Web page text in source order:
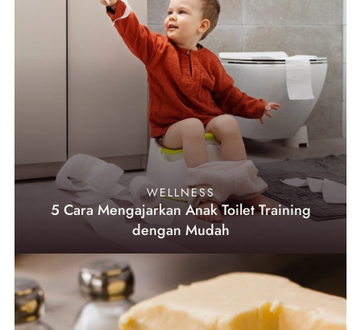
WELLNESS
5 Cara Mengajarkan Anak Toilet Training
dengan Mudah